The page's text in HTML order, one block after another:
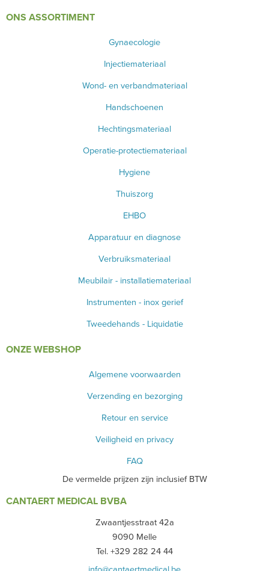
ONS ASSORTIMENT
Gynaecologie
Injectiemateriaal
Wond- en verbandmateriaal
Handschoenen
Hechtingsmateriaal
Operatie-protectiemateriaal
Hygiene
Thuiszorg
EHBO
Apparatuur en diagnose
Verbruiksmateriaal
Meubilair - installatiemateriaal
Instrumenten - inox gerief
Tweedehands - Liquidatie
ONZE WEBSHOP
Algemene voorwaarden
Verzending en bezorging
Retour en service
Veiligheid en privacy
FAQ
De vermelde prijzen zijn inclusief BTW
CANTAERT MEDICAL BVBA
Zwaantjesstraat 42a
9090 Melle
Tel. +329 282 24 44